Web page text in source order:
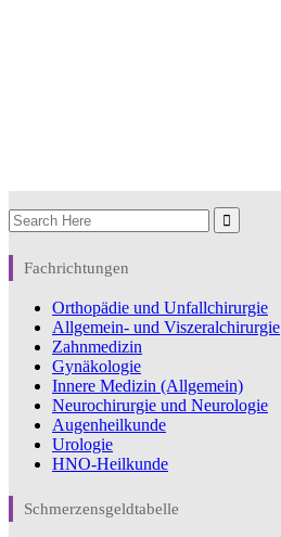
Search
for:
Fachrichtungen
Orthopädie und Unfallchirurgie
Allgemein- und Viszeralchirurgie
Zahnmedizin
Gynäkologie
Innere Medizin (Allgemein)
Neurochirurgie und Neurologie
Augenheilkunde
Urologie
HNO-Heilkunde
Schmerzensgeldtabelle